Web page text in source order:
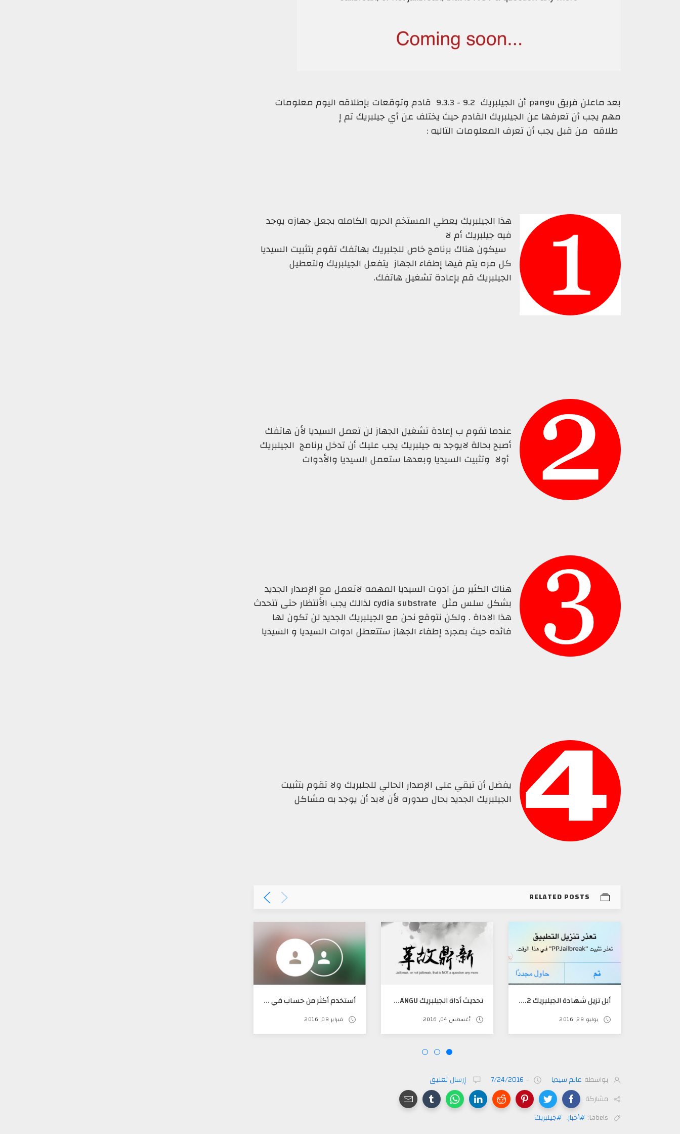
بعد ماعلن فريق pangu أن الجيلبريك 9.2 - 9.3.3 قادم وتوقعات بإطلاقه اليوم معلومات
مهم يجب أن تعرفها عن الجيلبريك القادم حيث يختلف عن أي جيلبريك تم إ
طلاقه من قبل يجب أن تعرف المعلومات التاليه :
هذا الجيلبريك يعطي المستخم الحريه الكامله بجعل جهازه يوجد
فيه جيلبريك أم لا
سيكون هناك برنامج خاص للجلبريك بهاتفك تقوم بتثبيت السيديا
كل مره يتم فيها إطفاء الجهاز يتفعل الجيلبريك ولتعطيل
الجيلبريك قم بإعادة تشغيل هاتفك.
عندما تقوم ب إعادة تشغيل الجهاز لن تعمل السيديا لأن هاتفك
أصبح بحالة لايوجد به جيلبريك يجب عليك أن تدخل برنامج الجيلبريك
أولا وتثبيت السيديا وبعدها ستعمل السيديا والأدوات
هناك الكثير من ادوت السيديا المهمه لاتعمل مع الإصدار الجديد
بشكل سلس مثل cydia substrate لذالك يجب الأنتظار حتى تتحدث
هذا الاداة . ولكن نتوقع نحن مع الجيلبريك الجديد لن تكون لها
فائده حيث بمجرد إطفاء الجهاز ستتعطل ادوات السيديا و السيديا
يفضل أن تبقي على الإصدار الحالي للجلبريك ولا تقوم بتثبيت
الجيلبريك الجديد بحال صدوره لأن لابد أن يوجد به مشاكل
RELATED POSTS
أبل تزيل شهادة الجيلبريك IOS 9.3.3 - 9.2 عن طريق سفاري
يوليو 29, 2016
تحديث أداة الجيلبريك PANGU أصلاحات ورفع مدة الشهادة سنه
أغسطس 04, 2016
أستخدم أكثر من حساب في برنامج INSTAGRAM ومن غير جيلبريك
فبراير 09, 2016
بواسطة عالم سيديا -
7/24/2016
إرسال تعليق
مشاركة
Labels: #أخبار, #جيلبريك